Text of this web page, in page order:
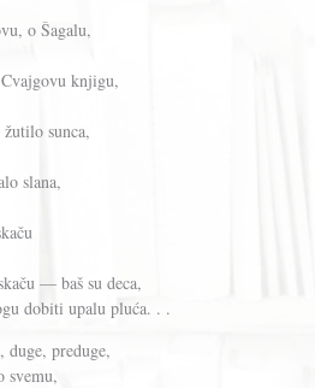
o Šagalu,
knjigu,
sunca,
slana,
— baš su deca,
dobiti upalu pluća. . .
duge, preduge,
svemu,